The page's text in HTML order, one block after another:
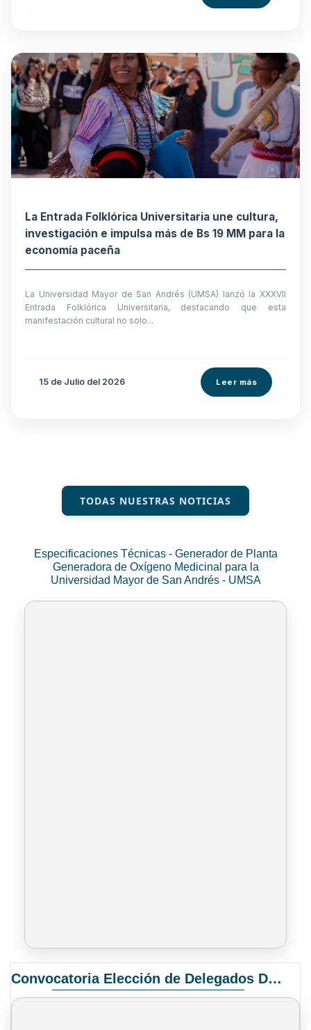
La Entrada Folklórica Universitaria une cultura,
investigación e impulsa más de Bs 19 MM para la
economía paceña
La Universidad Mayor de San Andrés (UMSA) lanzó la XXXVII
Entrada Folklórica Universitaria, destacando que esta
manifestación cultural no solo...
15 de Julio del 2026 Leer más
TODAS NUESTRAS NOTICIAS
Especificaciones Técnicas - Generador de Planta
Generadora de Oxígeno Medicinal para la
Universidad Mayor de San Andrés - UMSA
Convocatoria Elección de Delegados Docentes para el XIV Congreso Nacional de Universidades